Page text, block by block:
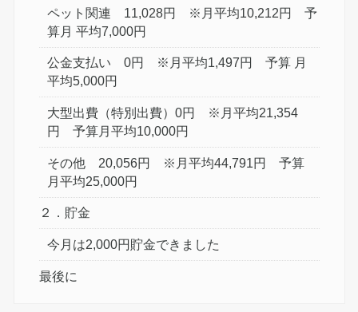
ペット関連 11,028円 ※月平均10,212円 予
算月 平均7,000円
公金支払い 0円 ※月平均1,497円 予算 月
平均5,000円
大型出費（特別出費）0円 ※月平均21,354
円 予算月平均10,000円
その他 20,056円 ※月平均44,791円 予算
月平均25,000円
２．貯金
今月は2,000円貯金できました
最後に